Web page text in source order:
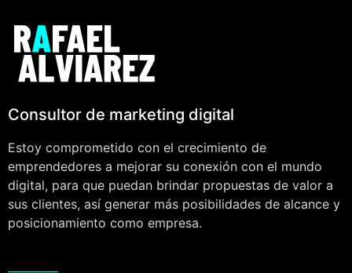
Consultor de marketing digital
Estoy comprometido con el crecimiento de
emprendedores a mejorar su conexión con el mundo
digital, para que puedan brindar propuestas de valor a
sus clientes, así generar más posibilidades de alcance y
posicionamiento como empresa.